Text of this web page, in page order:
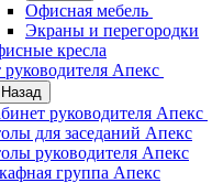
Офисная мебель
Экраны и перегородки
кресла
Апекс
Назад
руководителя Апекс
для заседаний Апекс
руководителя Апекс
группа Апекс